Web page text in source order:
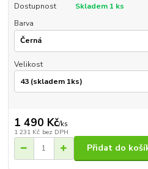
Dostupnost
Skladem 1 ks
Barva
Velikost
1 490 Kč/ks
1 231 Kč bez DPH
Přidat do